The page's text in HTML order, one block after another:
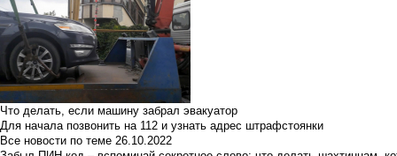
Что делать, если машину забрал эвакуатор
Для начала позвонить на 112 и узнать адрес штрафстоянки
Все новости по теме 26.10.2022